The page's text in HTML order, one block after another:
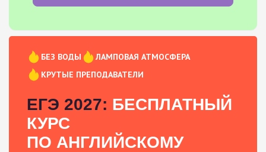
БЕЗ ВОДЫ
ЛАМПОВАЯ АТМОСФЕРА
КРУТЫЕ ПРЕПОДАВАТЕЛИ
ЕГЭ 2027: БЕСПЛАТНЫЙ
КУРС
ПО АНГЛИЙСКОМУ